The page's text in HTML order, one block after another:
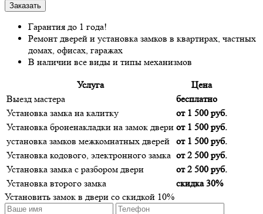
Гарантия до 1 года!
Ремонт дверей и установка замков в квартирах, частных
домах, офисах, гаражах
В наличии все виды и типы механизмов
Услуга
Цена
Выезд мастера
бесплатно
Установка замка на калитку
от 1 500 руб.
Установка броненакладки на замок двери от 1 500 руб.
установка замков межкомнатных дверей от 1 500 руб.
Установка кодового, электронного замка от 2 500 руб.
Установка замка с разбором двери
от 2 500 руб.
Установка второго замка
скидка 30%
Установить замок в двери со скидкой 10%